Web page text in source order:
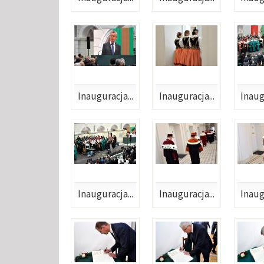
Inauguracja... Inauguracja...
Inauguracja... Inauguracja...